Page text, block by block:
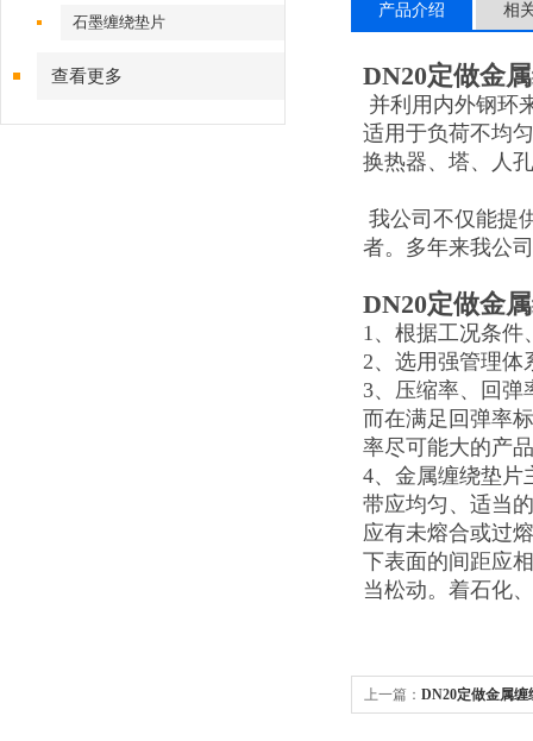
石墨缠绕垫片
查看更多
产品介绍 相
DN20定做金
并利用内外钢环
适用于负荷不均
换热器、塔、人
我公司不仅能提
者。多年来我公
DN20定做金
1、根据工况条件
2、选用强管理体
3、压缩率、回
而在满足回弹率
率尽可能大的产
4、金属缠绕垫片
带应均匀、适当
应有未熔合或过
下表面的间距应
当松动。着石化
上一篇： DN20定做金属